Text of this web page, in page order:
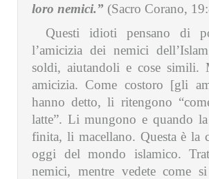
loro nemici.” (Sacro Corano,
Questi idioti pensano di
l’amicizia dei nemici
soldi, aiutandoli e cose
amicizia. Come costoro [gli
hanno detto, li ritengono
latte”. Li mungono e quando
finita, li macellano. Questa è la
oggi del mondo islamico.
nemici, mentre vedete come